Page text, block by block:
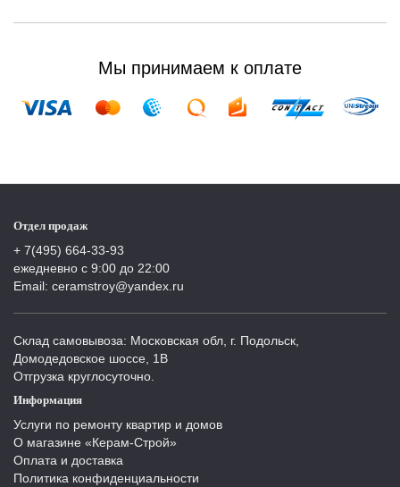
Мы принимаем к оплате
Отдел продаж
+ 7(495) 664-33-93
ежедневно с 9:00 до 22:00
Email: ceramstroy@yandex.ru
Склад самовывоза: Московская обл, г. Подольск,
Домодедовское шоссе, 1В
Отгрузка круглосуточно.
Информация
Услуги по ремонту квартир и домов
О магазине «Керам-Строй»
Оплата и доставка
Политика конфиденциальности